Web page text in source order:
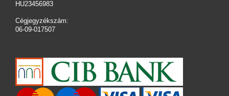
HU23456983
Cégjegyzékszám:
06-09-017507